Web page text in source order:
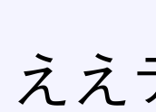
ええ